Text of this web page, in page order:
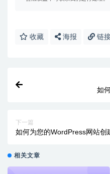
收藏 海报 链
如
下一篇
如何为您的WordPress网站创
相关文章